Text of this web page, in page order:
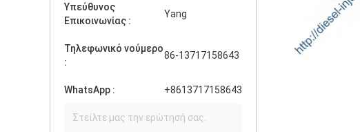
Υπεύθυνος
Επικοινωνίας :
Yang
Τηλεφωνικό νούμερο
:
86-13717158643
WhatsApp : +8613717158643